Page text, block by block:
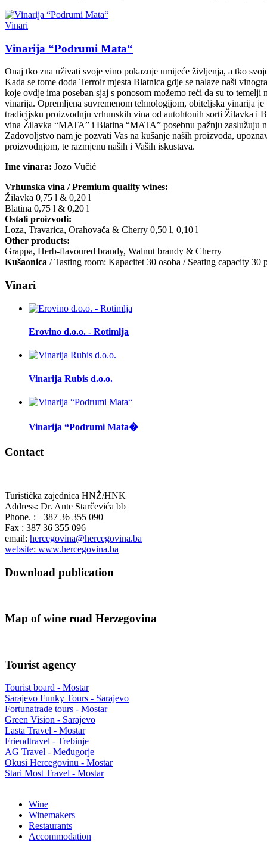
Vinari
Vinarija “Podrumi Mata“
Onaj tko zna uživati svoje vino pokazuje umijeće življenja, a tko
Kada se tome doda Terroir mjesta Blatnica gdje se nalaze naši
koje ovdje ima poseban sjaj s ponosom možemo reći da su to temelji
vinarija. Opremljena suvremenom tehnologijom, obiteljska vinarija je
tradicijsku proizvodnju vrhunskih vina od autohtonih sorti Žilavka i
vina Žilavka “MATA” i Blatina “MATA” posebnu pažnju zaslužuju
Zadovoljstvo nam je pozvati Vas na kušanje naših proizvoda,
proizvodnjom, te razmjenu naših i Vaših iskustava.
Ime vinara: Jozo Vučić
Vrhunska vina / Premium quality wines:
Žilavka 0,75 l & 0,20 l
Blatina 0,75 l & 0,20 l
Ostali proizvodi:
Loza, Travarica, Orahovača & Cherry 0,50 l, 0,10 l
Other products:
Grappa, Herb-flavoured brandy, Walnut brandy & Cherry
Kušaonica / Tasting room: Kapacitet 30 osoba / Seating capacity 30
Vinari
Erovino d.o.o. - Rotimlja
Vinarija Rubis d.o.o.
Vinarija “Podrumi Mata�
Contact
Turistička zajednica HNŽ/HNK
Address: Dr. Ante Starčevića bb
Phone. : +387 36 355 090
Fax : 387 36 355 096
email: hercegovina@hercegovina.ba
website: www.hercegovina.ba
Download publication
Map of wine road Herzegovina
Tourist agency
Tourist board - Mostar
Sarajevo Funky Tours - Sarajevo
Fortunatrade tours - Mostar
Green Vision - Sarajevo
Lasta Travel - Mostar
Friendtravel - Trebinje
AG Travel - Međugorje
Okusi Hercegovinu - Mostar
Stari Most Travel - Mostar
Wine
Winemakers
Restaurants
Accommodation